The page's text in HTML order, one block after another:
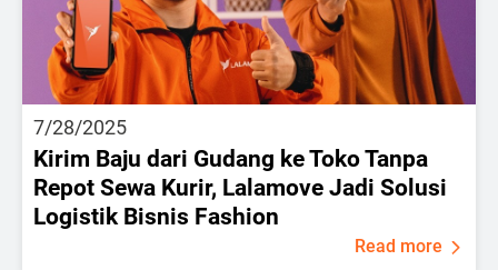
7/28/2025
Kirim Baju dari Gudang ke Toko Tanpa
Repot Sewa Kurir, Lalamove Jadi Solusi
Logistik Bisnis Fashion
Read more